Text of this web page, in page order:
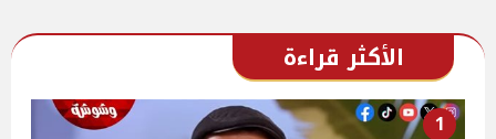
الأكثر قراءة
1